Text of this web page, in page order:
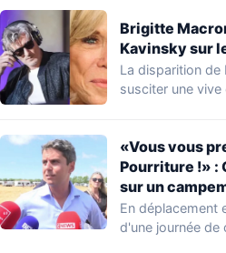
Brigitte
Kavinsky sur
La disparition de
susciter une
«Vous vous
Pourriture !» :
sur un
du voyage
En déplacement
d'une journée de